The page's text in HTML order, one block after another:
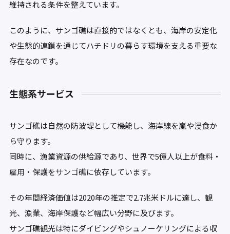
維持される条件を整えています。
このように、サンゴ礁は直接的ではなくとも、海岸の安定化
や生態的連鎖を通じてハチドリの暮らす環境を支える重要な
存在なのです。
生態系サービス
サンゴ礁は自然の防波堤として機能し、海岸線を嵐や浸食か
ら守ります。
同時に、漁業資源の供給源であり、世界で5億人以上が食料・
雇用・保護をサンゴ礁に依存しています。
その年間経済価値は2020年の推定で2.7兆米ドルに達し、観
光、漁業、海岸保護など幅広い分野に及びます。
サンゴ礁観光は特にダイビングやシュノーケリングによる収